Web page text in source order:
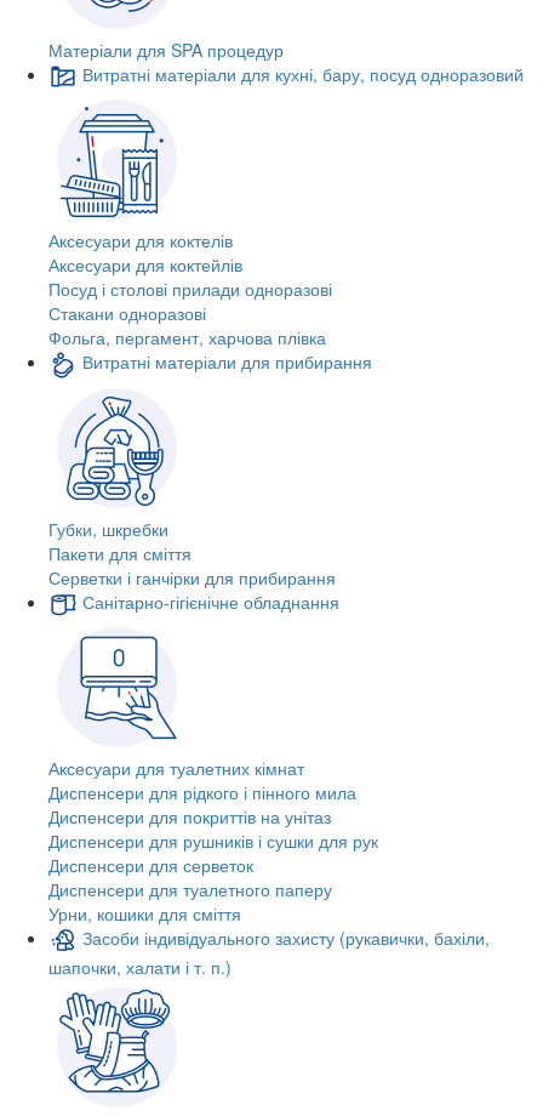
Матеріали для SPA процедур
Витратні матеріали для кухні, бару, посуд одноразовий
Аксесуари для коктелів
Аксесуари для коктейлів
Посуд і столові прилади одноразові
Стакани одноразові
Фольга, пергамент, харчова плівка
Витратні матеріали для прибирання
Губки, шкребки
Пакети для сміття
Серветки і ганчірки для прибирання
Санітарно-гігієнічне обладнання
Аксесуари для туалетних кімнат
Диспенсери для рідкого і пінного мила
Диспенсери для покриттів на унітаз
Диспенсери для рушників і сушки для рук
Диспенсери для серветок
Диспенсери для туалетного паперу
Урни, кошики для сміття
Засоби індивідуального захисту (рукавички, бахіли,
шапочки, халати і т. п.)